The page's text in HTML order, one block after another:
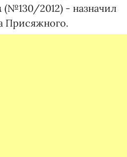
(№130/2012) - назначил
Присяжного.